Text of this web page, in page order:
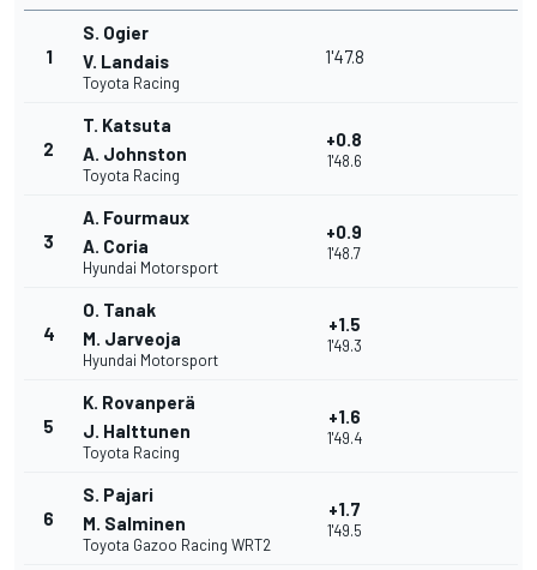
1
S. Ogier
V. Landais
Toyota Racing
1'47.8
2
T. Katsuta
A. Johnston
Toyota Racing
+0.8
1'48.6
3
A. Fourmaux
A. Coria
Hyundai Motorsport
+0.9
1'48.7
4
O. Tanak
M. Jarveoja
Hyundai Motorsport
+1.5
1'49.3
5
K. Rovanperä
J. Halttunen
Toyota Racing
+1.6
1'49.4
6
S. Pajari
M. Salminen
Toyota Gazoo Racing WRT2
+1.7
1'49.5